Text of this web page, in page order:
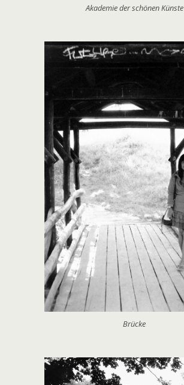
Akademie der schönen Künste
Brücke